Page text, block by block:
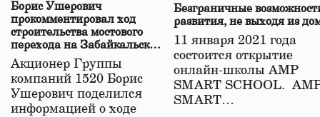
Борис Ушерович
прокомментировал ход
строительства мостового
перехода на Забайкальской
железной дороге
Акционер Группы
компаний 1520 Борис
Ушерович поделился
информацией о ходе
Безграничные
развития, не выходя из
11 января 2021 года
состоится открытие
онлайн-школы АМР
SMART SCHOOL.
SMART…